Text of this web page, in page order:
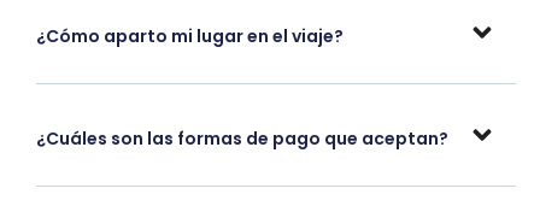
¿Cómo aparto mi lugar en el viaje?
¿Cuáles son las formas de pago que aceptan?